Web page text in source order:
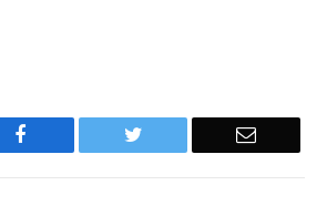
Facebook Twitter Email